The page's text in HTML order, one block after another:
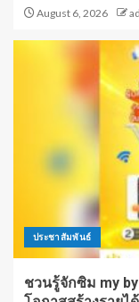
August 6, 2026
ประชาสัมพันธ์
ชวนรู้จักซิม my